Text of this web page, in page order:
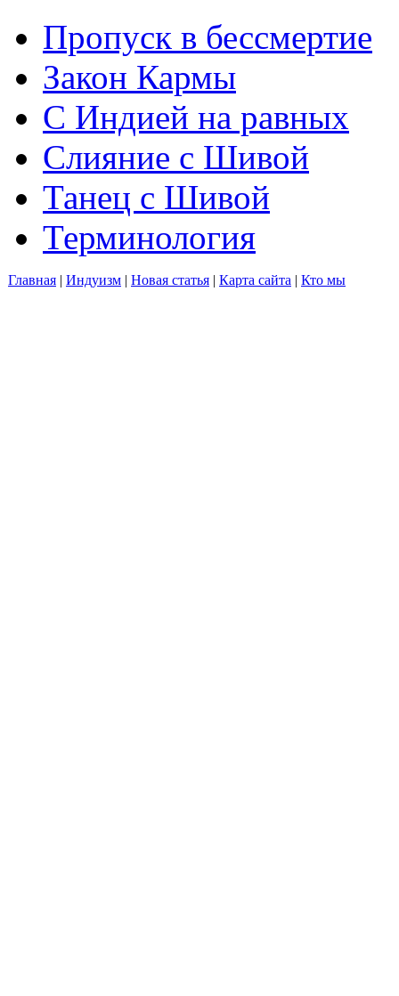
Пропуск в бессмертие
Закон Кармы
С Индией на равных
Слияние с Шивой
Танец с Шивой
Терминология
Главная | Индуизм | Новая статья | Карта сайта | Кто мы